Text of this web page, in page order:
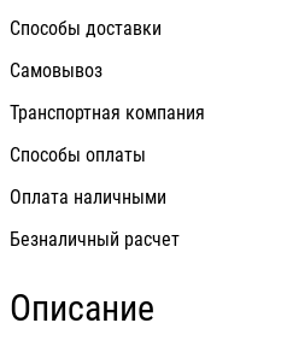
Способы доставки
Самовывоз
Транспортная компания
Способы оплаты
Оплата наличными
Безналичный расчет
Описание